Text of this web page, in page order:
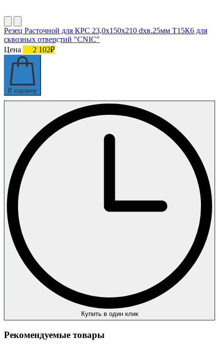
Резец Расточной для КРС 23,0х150х210 dхв.25мм Т15К6 для
сквозных отверстий "CNIC"
Цена
2 102₽
В корзину
Купить в один клик
Рекомендуемые товары